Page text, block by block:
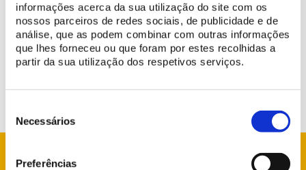
informações acerca da sua utilização do site com os
nossos parceiros de redes sociais, de publicidade e de
análise, que as podem combinar com outras informações
que lhes forneceu ou que foram por estes recolhidas a
partir da sua utilização dos respetivos serviços.
consentimento
Necessários
Preferências
No dia31 de outubro, as cafetarias e restaurante dos
monumentos encerrarão mais cedo do que o habitual, às 16h00.
Lamentamos o incómodo e agradecemos a compreensão.